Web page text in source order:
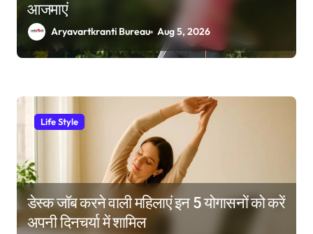
आजमाएं
Aryavartkranti Bureau Aug 5, 2026
Life Style
डेस्क जॉब करने वाली महिलाएं इन 5 योगासनों को करें
अपनी दिनचर्या में शामिल